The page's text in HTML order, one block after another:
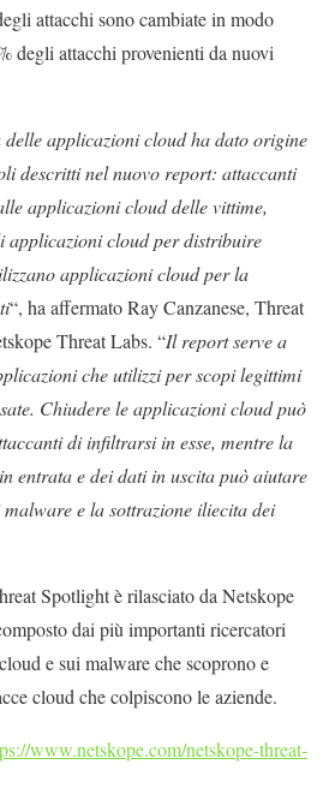
attacchi sono cambiate in modo
degli attacchi provenienti da nuovi
applicazioni cloud ha dato origine
descritti nel nuovo report: attaccanti
applicazioni cloud delle vittime,
applicazioni cloud per distribuire
applicazioni cloud per la
“, ha affermato Ray Canzanese, Threat
Threat Labs. “Il report serve a
che utilizzi per scopi legittimi
Chiudere le applicazioni cloud può
di infiltrarsi in esse, mentre la
entrata e dei dati in uscita può aiutare
e la sottrazione iliecita dei
Spotlight è rilasciato da Netskope
dai più importanti ricercatori
e sui malware che scoprono e
cloud che colpiscono le aziende.
www.netskope.com/netskope-threat-